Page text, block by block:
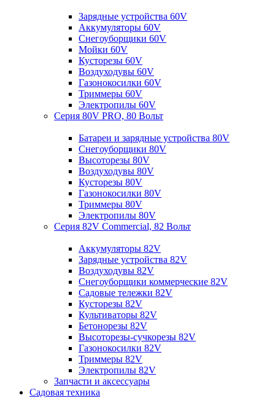
Зарядные устройства 60V
Аккумуляторы 60V
Снегоуборщики 60V
Мойки 60V
Кусторезы 60V
Воздуходувы 60V
Газонокосилки 60V
Триммеры 60V
Электропилы 60V
Серия 80V PRO, 80 Вольт
Батареи и зарядные устройства 80V
Снегоуборщики 80V
Высоторезы 80V
Воздуходувы 80V
Кусторезы 80V
Газонокосилки 80V
Триммеры 80V
Электропилы 80V
Серия 82V Commercial, 82 Вольт
Аккумуляторы 82V
Зарядные устройства 82V
Воздуходувы 82V
Снегоуборщики коммерческие 82V
Садовые тележки 82V
Кусторезы 82V
Культиваторы 82V
Бетонорезы 82V
Высоторезы-сучкорезы 82V
Газонокосилки 82V
Триммеры 82V
Электропилы 82V
Запчасти и аксессуары
Садовая техника